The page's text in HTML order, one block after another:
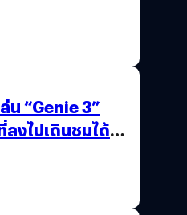
น “Genie 3”
ลงไปเดินชมได้